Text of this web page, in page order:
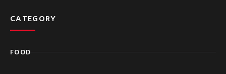
CATEGORY
FOOD